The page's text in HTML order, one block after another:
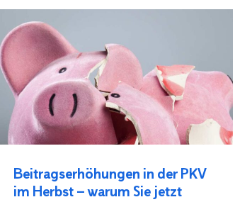
Beitragserhöhungen in der PKV
im Herbst – warum Sie jetzt